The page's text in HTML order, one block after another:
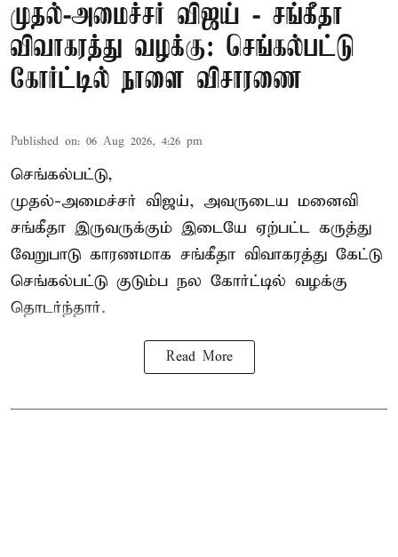
முதல்-அமைச்சர் விஜய் - சங்கீதா
விவாகரத்து வழக்கு: செங்கல்பட்டு
கோர்ட்டில் நாளை விசாரணை
Published on: 06 Aug 2026, 4:26 pm
செங்கல்பட்டு,
முதல்-அமைச்சர் விஜய், அவருடைய மனைவி
சங்கீதா இருவருக்கும் இடையே ஏற்பட்ட கருத்து
வேறுபாடு காரணமாக சங்கீதா விவாகரத்து கேட்டு
செங்கல்பட்டு குடும்ப நல கோர்ட்டில் வழக்கு
தொடர்ந்தார்.
Read More